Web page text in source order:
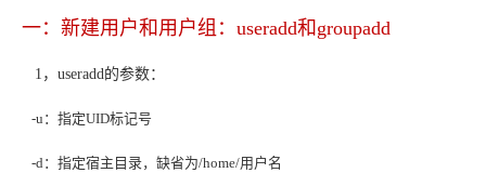
一：新建用户和用户组：useradd和groupadd
1 ，useradd的参数：
-u ：指定UID标记号
-d：指定宿主目录，缺省为/home/用户名